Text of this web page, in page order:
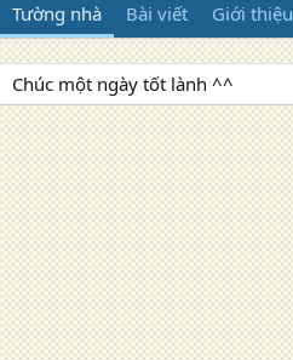
Tường nhà Bài viết Giới thiệu
Chúc một ngày tốt lành ^^